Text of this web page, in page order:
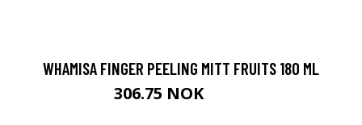
WHAMISA FINGER PEELING MITT FRUITS 180 ML
306.75 NOK